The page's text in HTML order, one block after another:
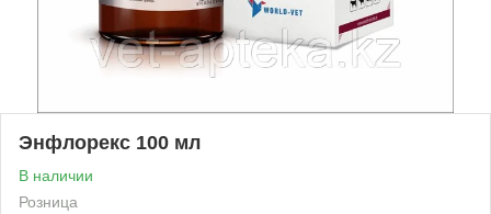
Энфлорекс 100 мл
В наличии
Розница